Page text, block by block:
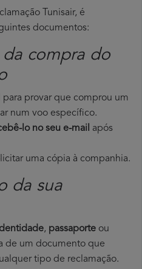
Tunisair, é
documentos:
compra do
provar que comprou um
num voo específico.
lo no seu e-mail após
uma cópia à companhia.
da sua
, passaporte ou
de um documento que
tipo de reclamação.